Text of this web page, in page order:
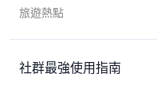
旅遊熱點
社群最強使用指南